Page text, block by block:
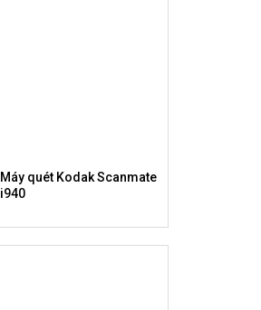
Máy quét Kodak Scanmate
i940